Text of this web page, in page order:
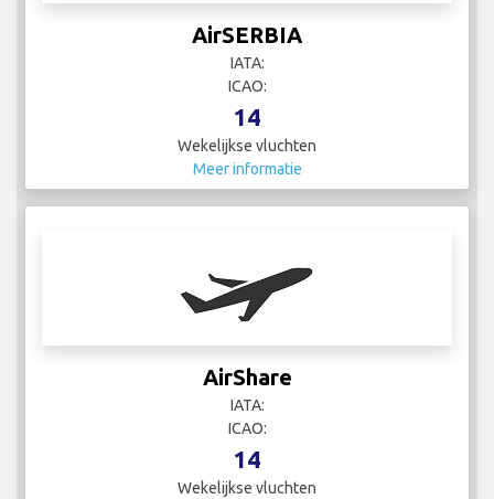
AirSERBIA
IATA:
ICAO:
14
Wekelijkse vluchten
Meer informatie
AirShare
IATA:
ICAO:
14
Wekelijkse vluchten